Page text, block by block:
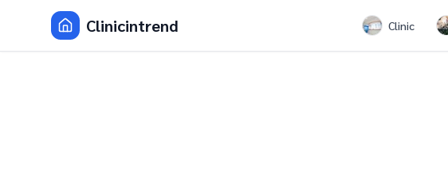
Clinicintrend Clinic